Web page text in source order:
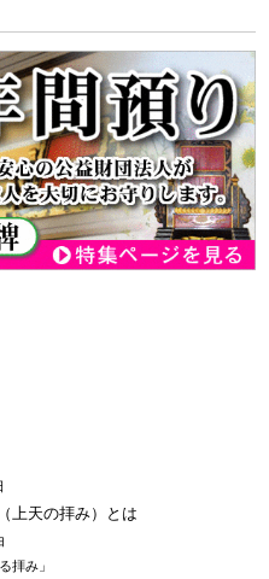
上天の拝み）とは
拝み」